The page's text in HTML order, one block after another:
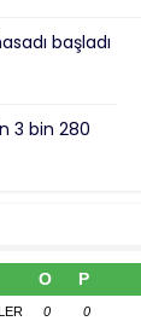
başladı
3 bin 280
O P
0
0